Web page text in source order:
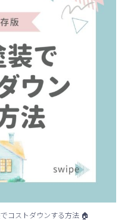
コストダウンする方法 🏠